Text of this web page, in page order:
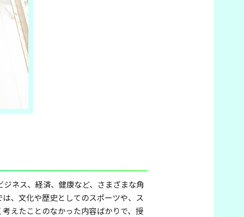
ネス、経済、健康など、さまざまな角
、文化や歴史としてのスポーツや、ス
えたことのなかった内容ばかりで、授